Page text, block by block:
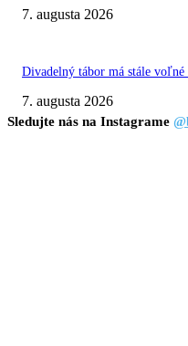
7. augusta 2026
Divadelný tábor má stále voľné
7. augusta 2026
Sledujte nás na Instagrame